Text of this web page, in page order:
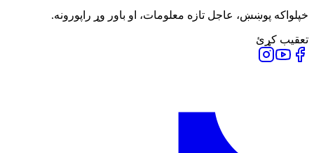
خپلواکه پوښښ، عاجل تازه معلومات، او باور وړ راپورونه.
تعقیب کړئ